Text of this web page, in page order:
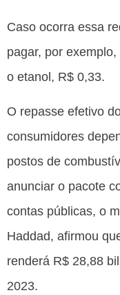
Caso ocorra essa
pagar, por
o etanol, R$ 0,33.
O repasse efetivo
consumidores
postos de
anunciar o pacote
contas públicas, o
Haddad, afirmou
renderá R$ 28,88
2023.